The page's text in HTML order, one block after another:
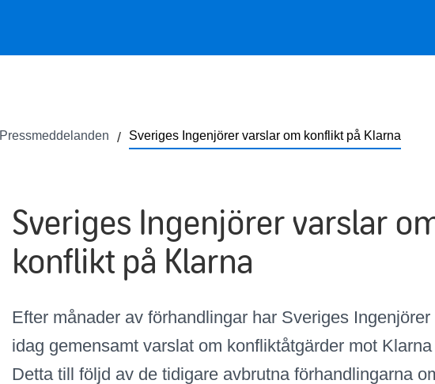
Pressmeddelanden Sveriges Ingenjörer varslar om konflikt på Klarna
Sveriges Ingenjörer varslar
konflikt på Klarna
Efter månader av förhandlingar har Sveriges
idag gemensamt varslat om konfliktåtgärder mot
Detta till följd av de tidigare avbrutna förhandlingarna